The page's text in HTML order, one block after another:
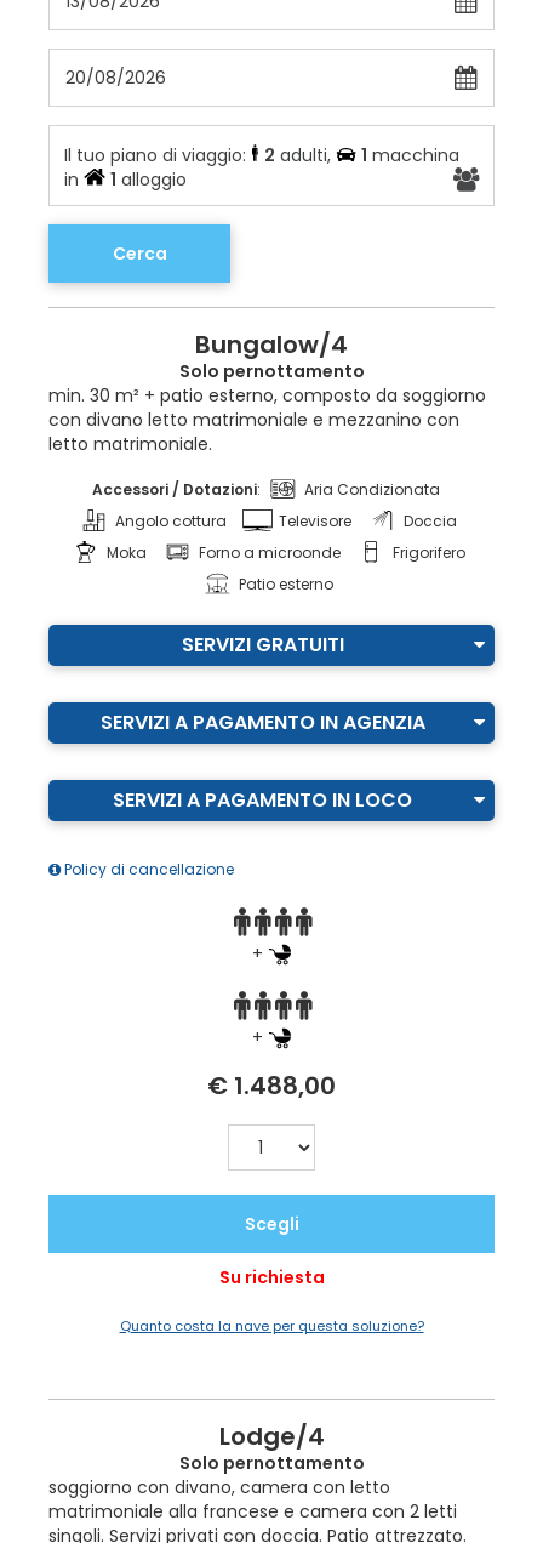
20/08/2026
Il tuo piano di viaggio: 2 adulti, 1 macchina
in
1 alloggio
Cerca
Bungalow/4
Solo pernottamento
min. 30 m² + patio esterno, composto da soggiorno
con divano letto matrimoniale e mezzanino con
letto matrimoniale.
Accessori / Dotazioni:
Aria Condizionata
Angolo cottura
Televisore
Doccia
Moka
Forno a microonde
Frigorifero
Patio esterno
SERVIZI GRATUITI
SERVIZI A PAGAMENTO IN AGENZIA
SERVIZI A PAGAMENTO IN LOCO
Policy di cancellazione
+
+
€ 1.488,00
Scegli
Su richiesta
Quanto costa la nave per questa soluzione?
Lodge/4
Solo pernottamento
soggiorno con divano, camera con letto
matrimoniale alla francese e camera con 2 letti
singoli. Servizi privati con doccia. Patio attrezzato.